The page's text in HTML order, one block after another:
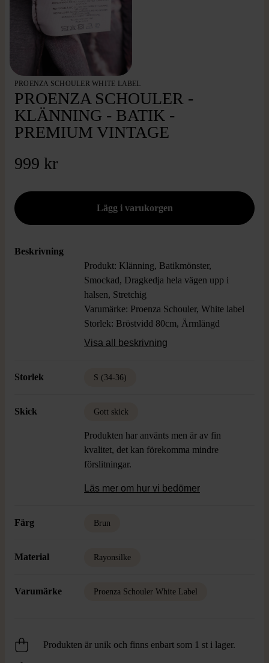
PROENZA SCHOULER WHITE LABEL
PROENZA SCHOULER -
KLÄNNING - BATIK -
PREMIUM VINTAGE
999 kr
Beskrivning
Produkt: Klänning, Batikmönster,
Smockad, Dragkedja hela vägen upp i
halsen, Stretchig
Varumärke: Proenza Schouler, White label
Storlek: Bröstvidd 80cm, Ärmlängd
24cm, Längd 114cm
65% Rayon, 35% Viskos
Visa all beskrivning
Storlek S (34-36)
Skick Gott skick
Produkten har använts men är av fin
kvalitet, det kan förekomma mindre
förslitningar.
Läs mer om hur vi bedömer
Färg Brun
Material Rayonsilke
Varumärke Proenza Schouler White Label
Produkten är unik och finns enbart som 1 st i lager.